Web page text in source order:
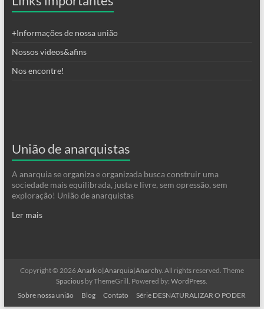
+Informações de nossa união
Nossos videos&afins
Nos encontre!
União de anarquistas
A anarquia se organiza e organizada busca construir uma
sociedade mais equilibrada, justa e livre, sem opressão, sem
exploração! União de anarquistas
Ler mais
Copyright © 2026Anarkio|Anarquia|Anarchy. All rights reserved. Theme
Spacious by ThemeGrill. Powered by:WordPress
Sobre nossa união
Blog Contato Série DESNATURALIZAR O PODER